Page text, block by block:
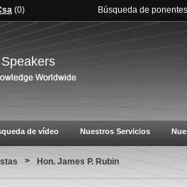
(0) Búsqueda de ponentes
de vídeo Nuestros Servicios
> Hon. James P. Rubin